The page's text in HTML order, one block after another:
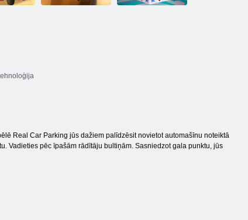
Real Car Parking jūs dažiem palīdzēsit novietot automašīnu noteiktā
Vadieties pēc īpašām rādītāju bultiņām. Sasniedzot gala punktu, jūs